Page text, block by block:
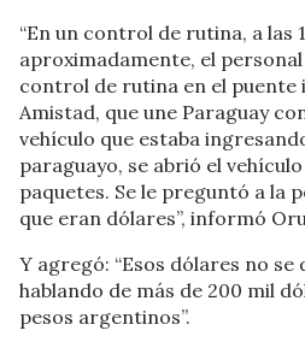
“En un control de rutina, a las
aproximadamente, el
control de rutina en el puente
Amistad, que une Paraguay
vehículo que estaba
paraguayo, se abrió el
paquetes. Se le preguntó a la
que eran dólares”, informó
Y agregó: “Esos dólares no
hablando de más de 200 mil
pesos argentinos”.